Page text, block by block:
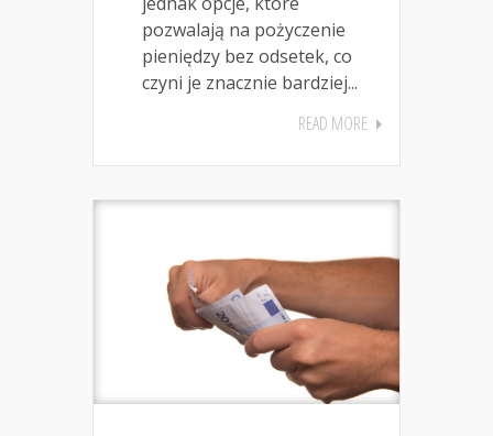
pozwalają na pożyczenie
pieniędzy bez odsetek, co
czyni je znacznie bardziej...
READ MORE